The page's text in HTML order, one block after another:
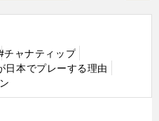
チャナティップ
日本でプレーする理由